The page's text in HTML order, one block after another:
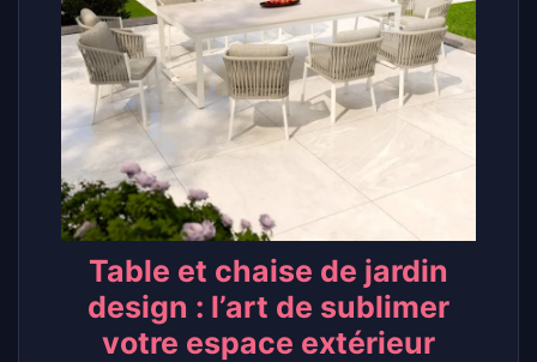
Table et chaise de jardin
design : l’art de sublimer
votre espace extérieur